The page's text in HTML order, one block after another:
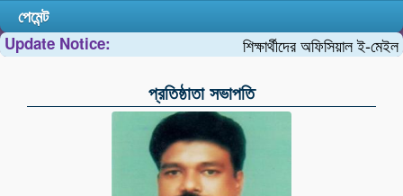
পেমেন্ট
Update Notice: শিক্ষার্থীদের অফিসিয়াল ই-মেইল
প্রতিষ্ঠাতা সভাপতি